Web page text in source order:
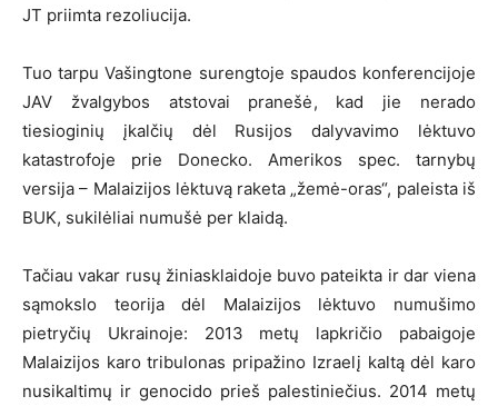
JT priimta rezoliucija.
Tuo tarpu Vašingtone surengtoje spaudos konferencijoje
JAV žvalgybos atstovai pranešė, kad jie nerado
tiesioginių įkalčių dėl Rusijos dalyvavimo lėktuvo
katastrofoje prie Donecko. Amerikos spec. tarnybų
versija – Malaizijos lėktuvą raketa „žemė-oras“, paleista iš
BUK, sukilėliai numušė per klaidą.
Tačiau vakar rusų žiniasklaidoje buvo pateikta ir dar viena
sąmokslo teorija dėl Malaizijos lėktuvo numušimo
pietryčių Ukrainoje: 2013 metų lapkričio pabaigoje
Malaizijos karo tribulonas pripažino Izraelį kaltą dėl karo
nusikaltimų ir genocido prieš palestiniečius. 2014 metų